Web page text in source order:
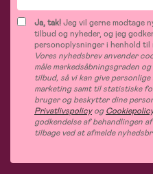
Ja, tak!Jeg vil gerne modtage
tilbud og nyheder, og jeg
personoplysninger i henhold til
Vores nyhedsbrev anvender
måle markedsåbningsgraden
tilbud, så vi kan give
marketing samt til statistiske
bruger og beskytter dine
PrivatlivspolicyogCookiepolicy
godkendelse af behandlingen
tilbage ved at afmelde